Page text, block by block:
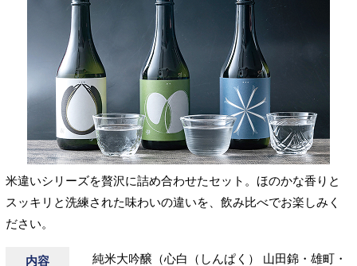
米違いシリーズを贅沢に詰め合わせたセット。ほのかな香りと
スッキリと洗練された味わいの違いを、飲み比べでお楽しみく
ださい。
内容
純米大吟醸（心白（しんぱく） 山田錦・雄町・